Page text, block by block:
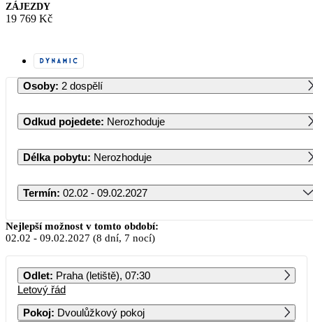
ZÁJEZDY
19 769 Kč
Osoby: 2 dospělí
Odkud pojedete: Nerozhoduje
Délka pobytu: Nerozhoduje
Termín: 02.02 - 09.02.2027
Únor 2027
PO ÚT ST ČT PÁ SO NE
19 769 21 379 21 059
Nejlepší možnost v tomto období:
02.02 - 09.02.2027 (8 dní, 7 nocí)
Odlet: Praha (letiště), 07:30
Letový řád
Pokoj: Dvoulůžkový pokoj